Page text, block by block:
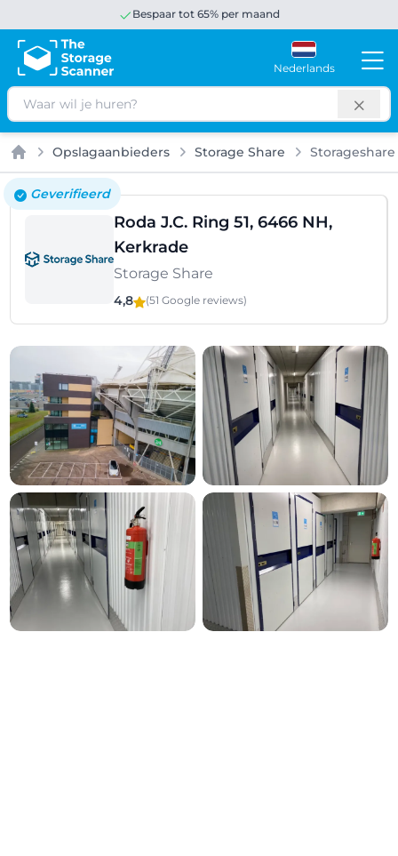
Bespaar tot 65% per maand
Nederlands
Zoeken
Home
Opslagaanbieders Storage Share Storageshare
Roda J.C. Ring 51, 6466 NH,
Kerkrade
Geverifieerd
Storage Share
4,8 (51 Google reviews)